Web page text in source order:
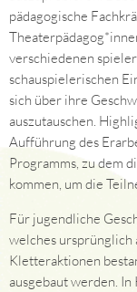
pädagogische
verschiedenen
schauspielerischen
sich über ihre
auszutauschen.
Aufführung des
Programms, zu dem
kommen, um die
Für jugendliche
welches ursprünglich
Kletteraktionen
ausgebaut werden.